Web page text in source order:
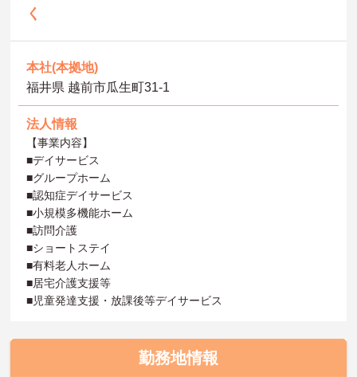
く
本社(本拠地)
福井県 越前市瓜生町31-1
法人情報
【事業内容】
■デイサービス
■グループホーム
■認知症デイサービス
■小規模多機能ホーム
■訪問介護
■ショートステイ
■有料老人ホーム
■居宅介護支援等
■児童発達支援・放課後等デイサービス
勤務地情報